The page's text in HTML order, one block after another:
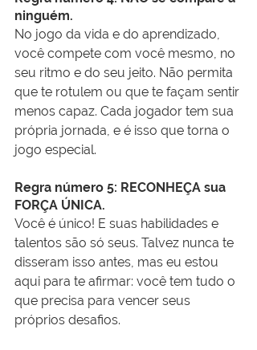
ninguém.
No jogo da vida e do aprendizado,
você compete com você mesmo, no
seu ritmo e do seu jeito. Não permita
que te rotulem ou que te façam sentir
menos capaz. Cada jogador tem sua
própria jornada, e é isso que torna o
jogo especial.
Regra número 5: RECONHEÇA sua
FORÇA ÚNICA.
Você é único! E suas habilidades e
talentos são só seus. Talvez nunca te
disseram isso antes, mas eu estou
aqui para te afirmar: você tem tudo o
que precisa para vencer seus
próprios desafios.